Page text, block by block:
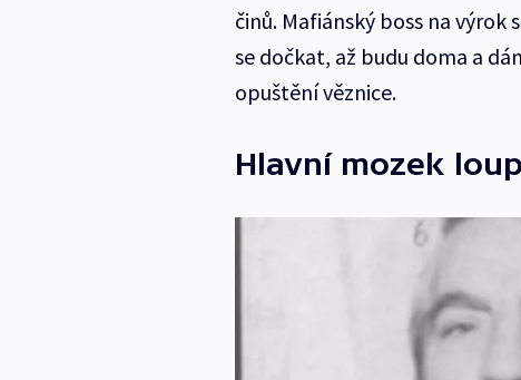
činů. Mafiánský boss na výrok
se dočkat, až budu doma a
opuštění věznice.
Hlavní mozek